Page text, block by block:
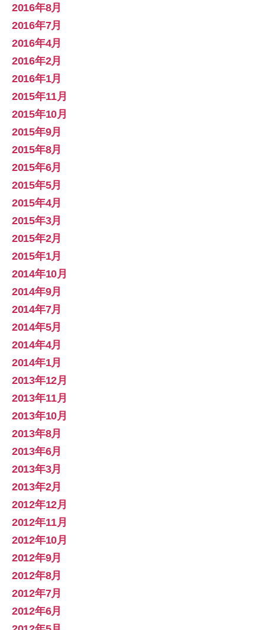
2016年8月
2016年7月
2016年4月
2016年2月
2016年1月
2015年11月
2015年10月
2015年9月
2015年8月
2015年6月
2015年5月
2015年4月
2015年3月
2015年2月
2015年1月
2014年10月
2014年9月
2014年7月
2014年5月
2014年4月
2014年1月
2013年12月
2013年11月
2013年10月
2013年8月
2013年6月
2013年3月
2013年2月
2012年12月
2012年11月
2012年10月
2012年9月
2012年8月
2012年7月
2012年6月